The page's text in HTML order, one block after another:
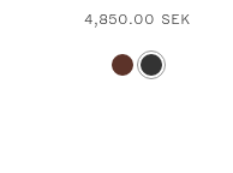
4,850.00 SEK